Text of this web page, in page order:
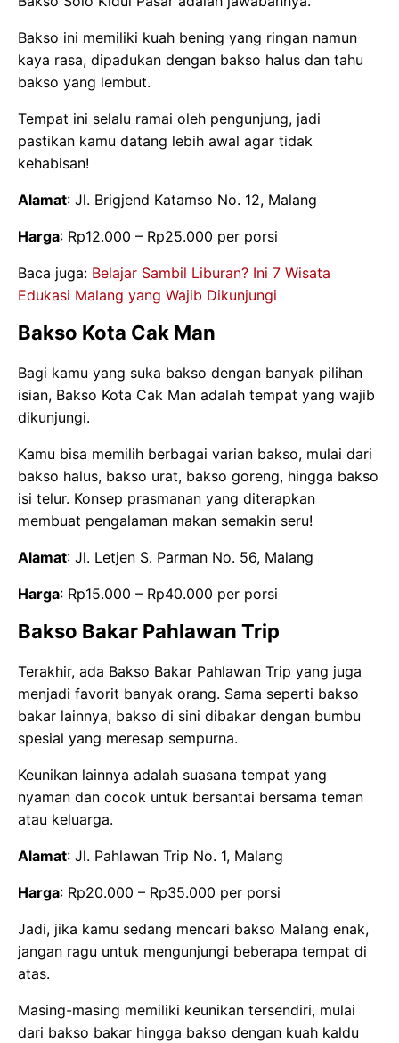
Bakso ini memiliki kuah bening yang ringan namun
kaya rasa, dipadukan dengan bakso halus dan tahu
bakso yang lembut.
Tempat ini selalu ramai oleh pengunjung, jadi
pastikan kamu datang lebih awal agar tidak
kehabisan!
Alamat: Jl. Brigjend Katamso No. 12, Malang
Harga: Rp12.000 – Rp25.000 per porsi
Baca juga: Belajar Sambil Liburan? Ini 7 Wisata
Edukasi Malang yang Wajib Dikunjungi
Bakso Kota Cak Man
Bagi kamu yang suka bakso dengan banyak pilihan
isian, Bakso Kota Cak Man adalah tempat yang wajib
dikunjungi.
Kamu bisa memilih berbagai varian bakso, mulai dari
bakso halus, bakso urat, bakso goreng, hingga bakso
isi telur. Konsep prasmanan yang diterapkan
membuat pengalaman makan semakin seru!
Alamat: Jl. Letjen S. Parman No. 56, Malang
Harga: Rp15.000 – Rp40.000 per porsi
Bakso Bakar Pahlawan Trip
Terakhir, ada Bakso Bakar Pahlawan Trip yang juga
menjadi favorit banyak orang. Sama seperti bakso
bakar lainnya, bakso di sini dibakar dengan bumbu
spesial yang meresap sempurna.
Keunikan lainnya adalah suasana tempat yang
nyaman dan cocok untuk bersantai bersama teman
atau keluarga.
Alamat: Jl. Pahlawan Trip No. 1, Malang
Harga: Rp20.000 – Rp35.000 per porsi
Jadi, jika kamu sedang mencari bakso Malang enak,
jangan ragu untuk mengunjungi beberapa tempat di
atas.
Masing-masing memiliki keunikan tersendiri, mulai
dari bakso bakar hingga bakso dengan kuah kaldu